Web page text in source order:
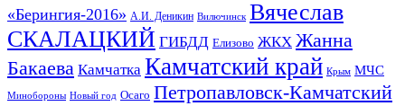
«Берингия-2016» А.И. Деникин Вилючинск Вячеслав
СКАЛАЦКИЙ ГИБДД Елизово ЖКХ Жанна
Бакаева Камчатка Камчатский край Крым МЧС
Минобороны Новый год Осаго Петропавловск-Камчатский